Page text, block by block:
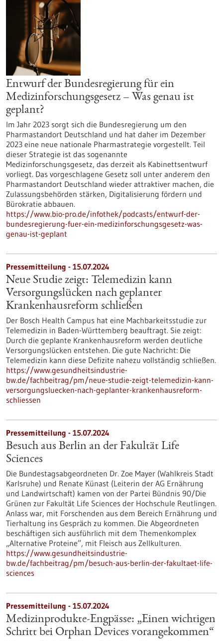
Entwurf der Bundesregierung für ein
Medizinforschungsgesetz – Was genau ist
geplant?
Im Jahr 2023 sorgt sich die Bundesregierung um den
Pharmastandort Deutschland und hat daher im Dezember
2023 eine neue nationale Pharmastrategie vorgestellt. Teil
dieser Strategie ist das sogenannte
Medizinforschungsgesetz, das derzeit als Kabinettsentwurf
vorliegt. Das vorgeschlagene Gesetz soll unter anderem den
Pharmastandort Deutschland wieder attraktiver machen, die
Zulassungsbehörden stärken, Digitalisierung fördern und
Bürokratie abbauen.
https://www.bio-pro.de/infothek/podcasts/entwurf-der-
bundesregierung-fuer-ein-medizinforschungsgesetz-was-
genau-ist-geplant
Pressemitteilung - 15.07.2024
Neue Studie zeigt: Telemedizin kann
Versorgungslücken nach geplanter
Krankenhausreform schließen
Der Bosch Health Campus hat eine Machbarkeitsstudie zur
Telemedizin in Baden-Württemberg beauftragt. Sie zeigt:
Durch die geplante Krankenhausreform werden deutliche
Versorgungslücken entstehen. Die gute Nachricht: Die
Telemedizin kann diese Defizite nahezu vollständig schließen.
https://www.gesundheitsindustrie-
bw.de/fachbeitrag/pm/neue-studie-zeigt-telemedizin-kann-
versorgungsluecken-nach-geplanter-krankenhausreform-
schliessen
Pressemitteilung - 15.07.2024
Besuch aus Berlin an der Fakultät Life
Sciences
Die Bundestagsabgeordneten Dr. Zoe Mayer (Wahlkreis Stadt
Karlsruhe) und Renate Künast (Leiterin der AG Ernährung
und Landwirtschaft) kamen von der Partei Bündnis 90/Die
Grünen zur Fakultät Life Sciences der Hochschule Reutlingen.
Anlass war, mit Forschenden aus dem Bereich Ernährung und
Tierhaltung ins Gespräch zu kommen. Die Abgeordneten
beschäftigen sich ausführlich mit dem Themenkomplex
„Alternative Proteine”, mit Fleisch aus Zellkulturen.
https://www.gesundheitsindustrie-
bw.de/fachbeitrag/pm/besuch-aus-berlin-der-fakultaet-life-
sciences
Pressemitteilung - 15.07.2024
Medizinprodukte-Engpässe: „Einen wichtigen
Schritt bei Orphan Devices vorangekommen“